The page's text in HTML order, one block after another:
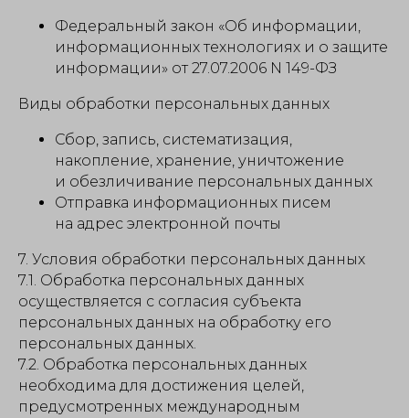
Федеральный закон «Об информации,
информационных технологиях и о защите
информации» от 27.07.2006 N 149-ФЗ
Виды обработки персональных данных
Сбор, запись, систематизация,
накопление, хранение, уничтожение
и обезличивание персональных данных
Отправка информационных писем
на адрес электронной почты
7. Условия обработки персональных данных
7.1. Обработка персональных данных
осуществляется с согласия субъекта
персональных данных на обработку его
персональных данных.
7.2. Обработка персональных данных
необходима для достижения целей,
предусмотренных международным